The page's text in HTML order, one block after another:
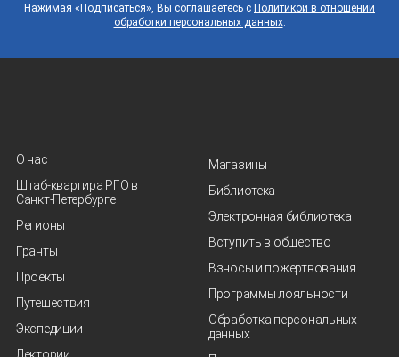
Нажимая «Подписаться», Вы соглашаетесь с Политикой в отношении
обработки персональных данных.
О нас
Штаб-квартира РГО в
Санкт‑Петербурге
Регионы
Гранты
Проекты
Путешествия
Экспедиции
Магазины
Библиотека
Электронная библиотека
Вступить в общество
Взносы и пожертвования
Программы лояльности
Обработка персональных
данных